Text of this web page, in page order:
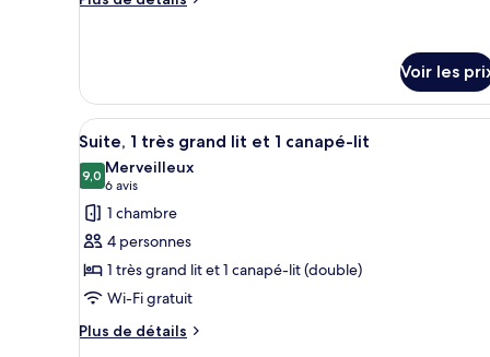
grand
lit
type
de
chambre
Chambre
Standard,
1
grand
lit
Voir les
Afficher
toutes
les
photos
pour
ce
type
de
chambre :
Une chambre d’hôtel
4
Suite, 1 très grand lit et 1 canapé-lit
9,09,0 sur 10
Merveilleux
6 avis
(6 avis)
1 chambre
4 personnes
1 très grand lit et 1 canapé-lit (double)
Wi-Fi gratuit
Plus de détails
Plus